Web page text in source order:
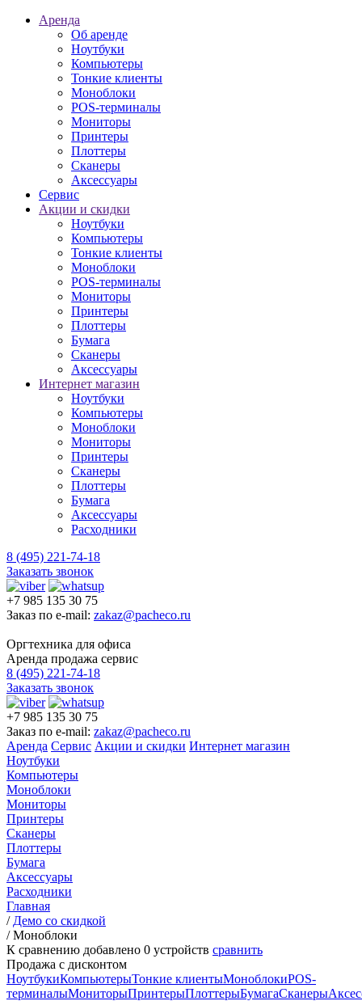
Аренда
Об аренде
Ноутбуки
Компьютеры
Тонкие клиенты
Моноблоки
POS-терминалы
Мониторы
Принтеры
Плоттеры
Сканеры
Аксессуары
Сервис
Акции и скидки
Ноутбуки
Компьютеры
Тонкие клиенты
Моноблоки
POS-терминалы
Мониторы
Принтеры
Плоттеры
Бумага
Сканеры
Аксессуары
Интернет магазин
Ноутбуки
Компьютеры
Моноблоки
Мониторы
Принтеры
Сканеры
Плоттеры
Бумага
Аксессуары
Расходники
8 (495) 221-74-18
Заказать звонок
+7 985 135 30 75
Заказ по e-mail: zakaz@pacheco.ru
Оргтехника для офиса
Аренда продажа сервис
8 (495) 221-74-18
Заказать звонок
+7 985 135 30 75
Заказ по e-mail: zakaz@pacheco.ru
Аренда Сервис Акции и скидки Интернет магазин
Ноутбуки
Компьютеры
Моноблоки
Мониторы
Принтеры
Сканеры
Плоттеры
Бумага
Аксессуары
Расходники
Главная
/ Демо со скидкой
/Моноблоки
К сравнению добавлено 0 устройств сравнить
Продажа с дисконтом
НоутбукиКомпьютерыТонкие клиентыМоноблокиPOS-
терминалыМониторыПринтерыПлоттерыБумагаСканеры